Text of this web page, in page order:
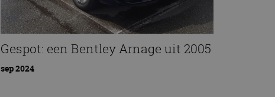
Gespot: een Bentley Arnage uit 2005
sep 2024